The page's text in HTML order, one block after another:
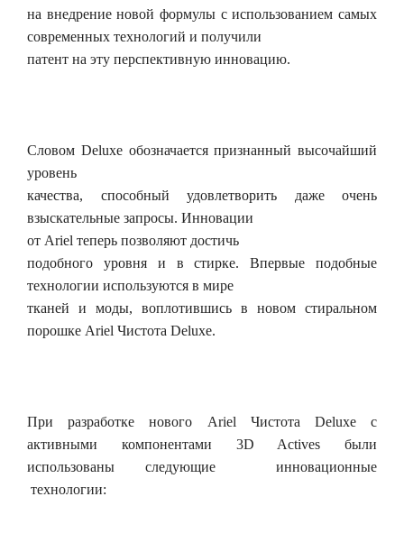
на внедрение новой формулы с использованием самых
современных технологий и получили
патент на эту перспективную инновацию.
Словом Deluxe обозначается признанный высочайший
уровень
качества, способный удовлетворить даже очень
взыскательные запросы. Инновации
от Ariel теперь позволяют достичь
подобного уровня и в стирке. Впервые подобные
технологии используются в мире
тканей и моды, воплотившись в новом стиральном
порошке Ariel Чистота Deluxe.
При разработке нового Ariel Чистота Deluxe с
активными компонентами 3D Actives были
использованы следующие инновационные
технологии: